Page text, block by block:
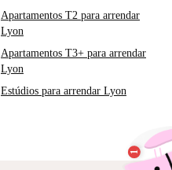
Apartamentos T2 para arrendar
Lyon
Apartamentos T3+ para arrendar
Lyon
Estúdios para arrendar Lyon